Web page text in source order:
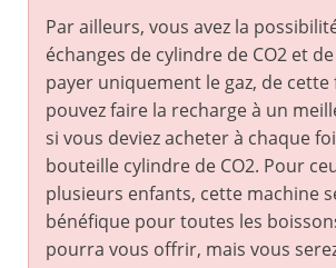
Par ailleurs, vous avez la
échanges de cylindre de CO2 et
payer uniquement le gaz, de cette
pouvez faire la recharge à un
si vous deviez acheter à chaque
bouteille cylindre de CO2. Pour
plusieurs enfants, cette machine
bénéfique pour toutes les
pourra vous offrir, mais vous